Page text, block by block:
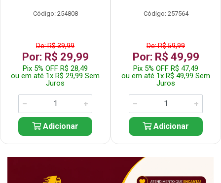
Código: 254808
De: R$ 39,99
Por: R$ 29,99
Pix 5% OFF R$ 28,49
ou em até 1x R$ 29,99 Sem
Juros
Adicionar
Código: 257564
De: R$ 59,99
Por: R$ 49,99
Pix 5% OFF R$ 47,49
ou em até 1x R$ 49,99 Sem
Juros
Adicionar